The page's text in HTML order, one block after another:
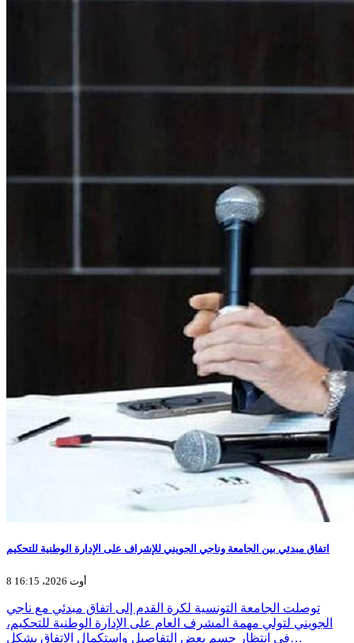
اتفاق مبدئي بين الجامعة وناجي الجويني للإشراف على الإدارة الوطنية للتحكيم
8 أوت 2026، 16:15
توصلت الجامعة التونسية لكرة القدم إلى اتفاق مبدئي مع ناجي
الجويني لتولي مهمة المشرف العام على الإدارة الوطنية للتحكيم،
في انتظار حسم بعض التفاصيل واستكمال الاتفاق بشكل…